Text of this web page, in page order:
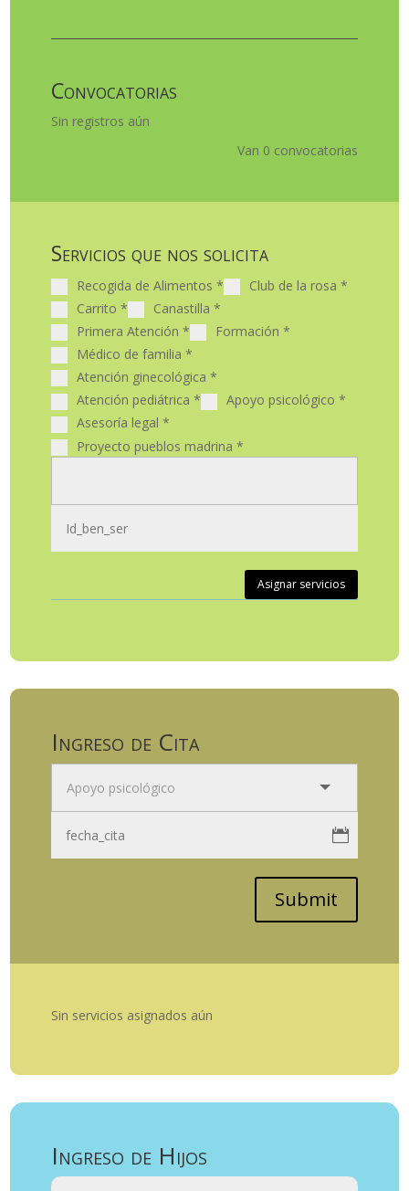
Convocatorias
Sin registros aún
Van 0 convocatorias
Servicios que nos solicita
Recogida de Alimentos * Club de la rosa *
Carrito * Canastilla *
Primera Atención * Formación *
Médico de familia *
Atención ginecológica *
Atención pediátrica * Apoyo psicológico *
Asesoría legal *
Proyecto pueblos madrina *
Asignar servicios
Ingreso de Cita
Submit
Sin servicios asignados aún
Ingreso de Hijos